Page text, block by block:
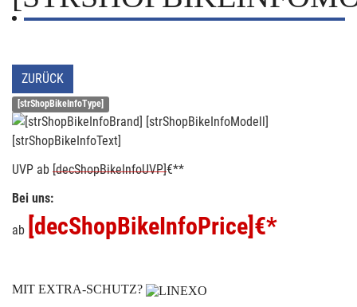
ZURÜCK
[strShopBikeInfoType]
[strShopBikeInfoText]
UVP ab [decShopBikeInfoUVP]€**
Bei uns:
ab [decShopBikeInfoPrice] €*
MIT EXTRA-SCHUTZ?